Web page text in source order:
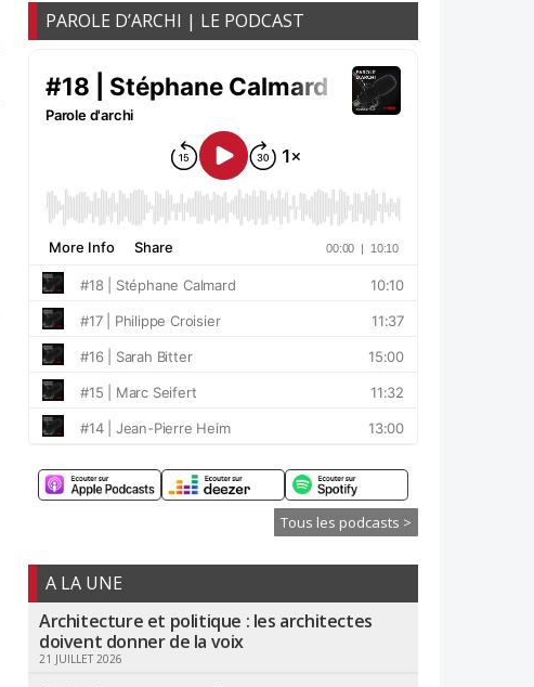
PAROLE D’ARCHI | LE PODCAST
Tous les podcasts >
A LA UNE
Architecture et politique : les architectes
doivent donner de la voix
21 JUILLET 2026